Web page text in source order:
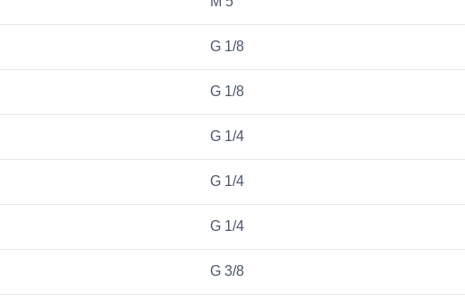
G 1/8
G 1/8
G 1/4
G 1/4
G 1/4
G 3/8